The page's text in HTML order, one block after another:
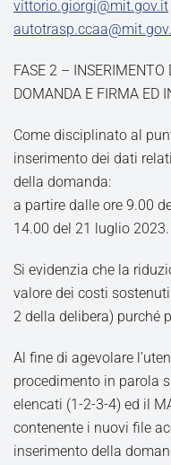
vittorio.giorgi@mit.gov.it
FASE 2 – INSERIMENTO
DOMANDA E FIRMA ED
Come disciplinato al
inserimento dei dati
della domanda:
a partire dalle ore 9.00
14.00 del 21 luglio 2023.
Si evidenzia che la
valore dei costi
2 della delibera) purché
Al fine di agevolare
procedimento in parola
elencati (1-2-3-4) ed il
contenente i nuovi file
inserimento della